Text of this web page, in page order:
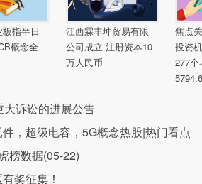
指半日
概念全
江西霖丰坤贸易有限
公司成立 注册资本10
万人民币
焦点
投资
277
诉讼的进展公告
，超级电容，5G概念热股|热门看点
榜数据(05-22)
奖征集！